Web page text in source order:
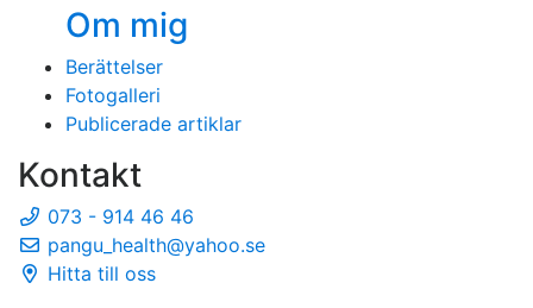
Om mig
Berättelser
Fotogalleri
Publicerade artiklar
Kontakt
073 - 914 46 46
pangu_health@yahoo.se
Hitta till oss